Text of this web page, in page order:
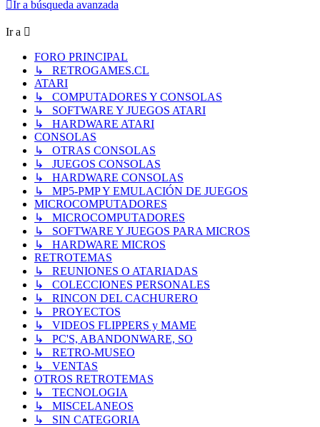
Ir a búsqueda avanzada
Ir a
FORO PRINCIPAL
↳ RETROGAMES.CL
ATARI
↳ COMPUTADORES Y CONSOLAS
↳ SOFTWARE Y JUEGOS ATARI
↳ HARDWARE ATARI
CONSOLAS
↳ OTRAS CONSOLAS
↳ JUEGOS CONSOLAS
↳ HARDWARE CONSOLAS
↳ MP5-PMP Y EMULACIÓN DE JUEGOS
MICROCOMPUTADORES
↳ MICROCOMPUTADORES
↳ SOFTWARE Y JUEGOS PARA MICROS
↳ HARDWARE MICROS
RETROTEMAS
↳ REUNIONES O ATARIADAS
↳ COLECCIONES PERSONALES
↳ RINCON DEL CACHURERO
↳ PROYECTOS
↳ VIDEOS FLIPPERS y MAME
↳ PC'S, ABANDONWARE, SO
↳ RETRO-MUSEO
↳ VENTAS
OTROS RETROTEMAS
↳ TECNOLOGIA
↳ MISCELANEOS
↳ SIN CATEGORIA